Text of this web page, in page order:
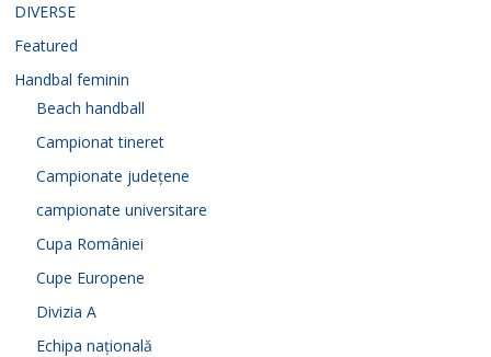
DIVERSE
Featured
Handbal feminin
Beach handball
Campionat tineret
Campionate județene
campionate universitare
Cupa României
Cupe Europene
Divizia A
Echipa națională